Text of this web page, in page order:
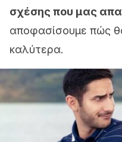
σχέσης που μας
αποφασίσουμε πώς
καλύτερα.